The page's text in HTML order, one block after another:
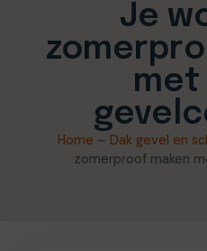
Je
met
Home – Dak gevel en
zomerproof maken